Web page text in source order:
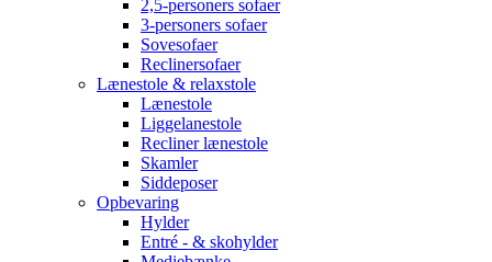
2,5-personers sofaer
3-personers sofaer
Sovesofaer
Reclinersofaer
Lænestole & relaxstole
Lænestole
Liggelanestole
Recliner lænestole
Skamler
Siddeposer
Opbevaring
Hylder
Entré - & skohylder